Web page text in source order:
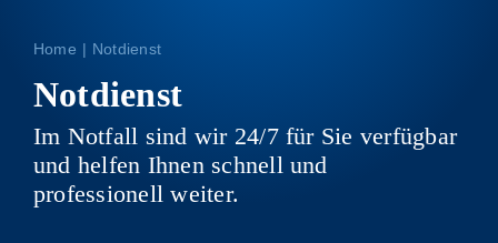
Kontakt
Home Notdienst
Notdienst
Im Notfall sind wir 24/7 für Sie verfügbar
und helfen Ihnen schnell und
professionell weiter.